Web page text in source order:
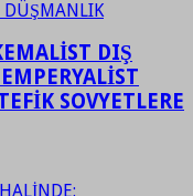
DIŞ
SOVYETLERE